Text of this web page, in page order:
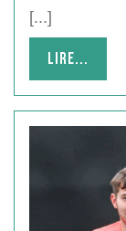
[...]
Lire...